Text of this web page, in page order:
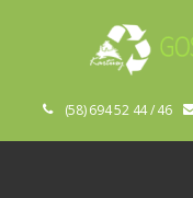
(58) 694 52 44 / 46